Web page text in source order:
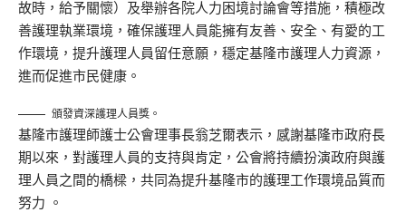
故時，給予關懷）及舉辦各院人力困境討論會等措施，積極改
善護理執業環境，確保護理人員能擁有友善、安全、有愛的工
作環境，提升護理人員留任意願，穩定基隆市護理人力資源，
進而促進市民健康。
頒發資深護理人員獎。
基隆市護理師護士公會理事長翁芝爾表示，感謝基隆市政府長
期以來，對護理人員的支持與肯定，公會將持續扮演政府與護
理人員之間的橋樑，共同為提升基隆市的護理工作環境品質而
努力 。